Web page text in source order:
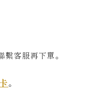
繫客服再下單。
。